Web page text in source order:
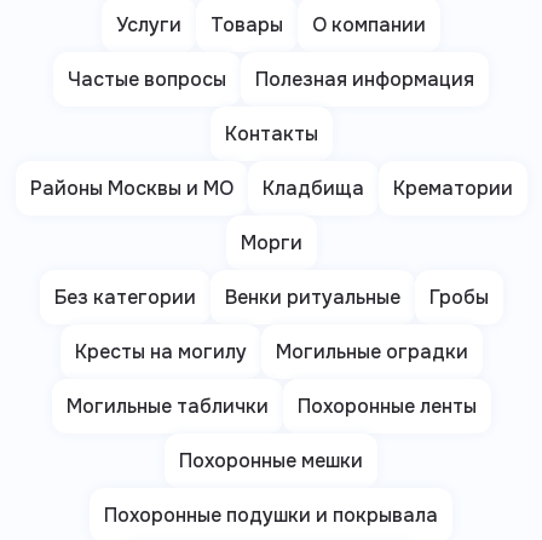
Услуги Товары О компании
Частые вопросы Полезная информация
Контакты
Районы Москвы и МО Кладбища Крематории
Морги
Без категории Венки ритуальные Гробы
Кресты на могилу Могильные оградки
Могильные таблички Похоронные ленты
Похоронные мешки
Похоронные подушки и покрывала